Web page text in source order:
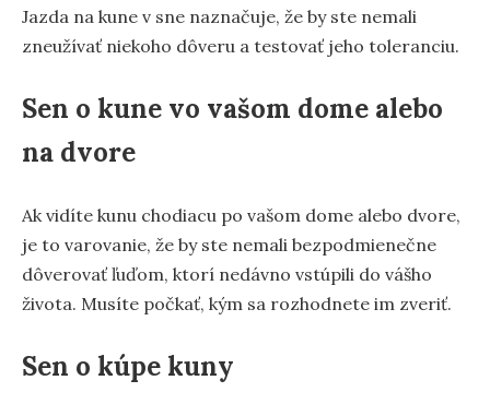
Jazda na kune v sne naznačuje, že by ste nemali
zneužívať niekoho dôveru a testovať jeho toleranciu.
Sen o kune vo vašom dome alebo
na dvore
Ak vidíte kunu chodiacu po vašom dome alebo dvore,
je to varovanie, že by ste nemali bezpodmienečne
dôverovať ľuďom, ktorí nedávno vstúpili do vášho
života. Musíte počkať, kým sa rozhodnete im zveriť.
Sen o kúpe kuny